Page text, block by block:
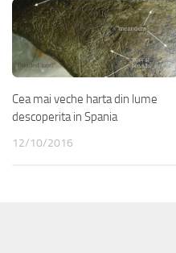
Cea mai veche harta din lume
descoperita in Spania
12/10/2016